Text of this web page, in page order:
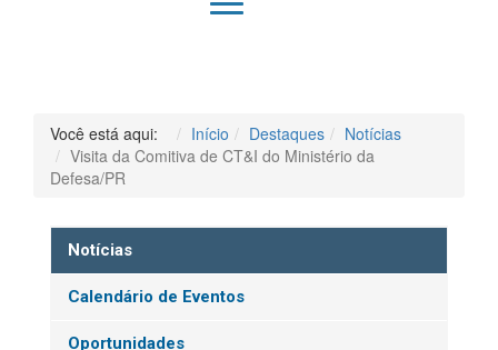
QUEM SOMOS
Você está aqui: Início Destaques
Notícias
Visita da Comitiva de CT&I do Ministério da
Defesa/PR
Notícias
Calendário de Eventos
Oportunidades